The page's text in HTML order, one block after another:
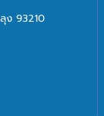
ง 93210